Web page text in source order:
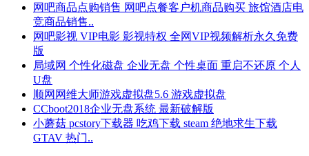
网吧商品点购销售 网吧点餐客户机商品购买 旅馆酒店电
竞商品销售..
网吧影视 VIP电影 影视特权 全网VIP视频解析永久免费
版
局域网 个性化磁盘 企业无盘 个性桌面 重启不还原 个人
U盘
顺网网维大师游戏虚拟盘5.6 游戏虚拟盘
CCboot2018企业无盘系统 最新破解版
小蘑菇 pcstory下载器 吃鸡下载 steam 绝地求生下载
GTAV 热门..